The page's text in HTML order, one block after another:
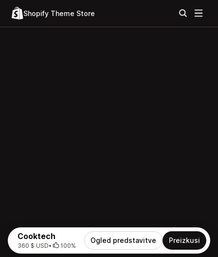
Shopify Theme Store
Cooktech
360 $ USD• 100%
Ogled predstavitve Preizkusi